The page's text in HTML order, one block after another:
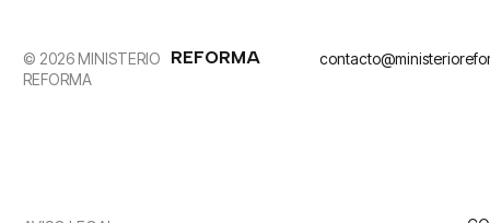
© 2026 MINISTERIO
REFORMA
REFORMA